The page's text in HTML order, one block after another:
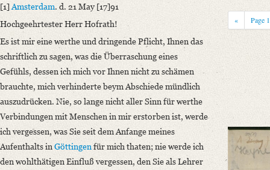
Notations: Empfangsort erschlossen.
Printed Text
Provider: Dresden, Sächsische Landesbibliothek - Staats- und
OAI Id: 343347008
Bibliography: Briefe von und an August Wilhelm Schlegel.
Incipit: „[1] Amsterdam. d. 21 May [17]91
Hochgeehrtester Herr Hofrath!
Es ist mir eine werthe und dringende Pflicht, Ihnen das schriftlich zu
Manuscript
Provider: Dresden, Sächsische Landesbibliothek - Staats- und
[1]Amsterdam. d. 21 May [17]91
Hochgeehrtester Herr Hofrath!
Es ist mir eine werthe und dringende Pflicht, Ihnen das
schriftlich zu sagen, was die Überraschung eines
Gefühls, dessen ich mich vor Ihnen nicht zu schämen
brauchte, mich verhinderte beym Abschiede mündlich
auszudrücken. Nie, so lange nicht aller Sinn für werthe
Verbindungen mit Menschen in mir erstorben ist, werde
ich vergessen, was Sie seit dem Anfange meines
Aufenthalts inGöttingenfür mich thaten; nie werde ich
den wohlthätigen Einfluß vergessen, den Sie als Lehrer
« Page 1